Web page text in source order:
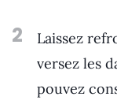
2
Laissez
versez les
pouvez